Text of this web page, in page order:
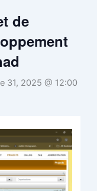
de
31, 2025 @ 12:00